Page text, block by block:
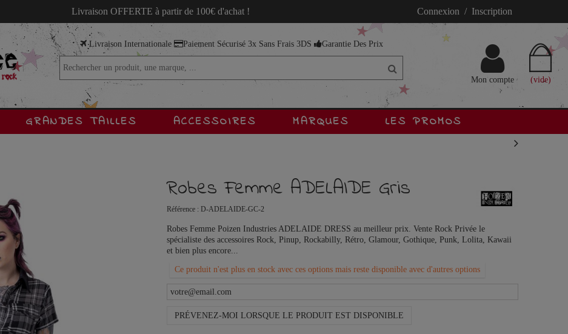
Livraison OFFERTE à partir de 100€ d'achat ! Connexion / Inscription
Livraison Internationale Paiement Sécurisé 3x Sans Frais 3DS Garantie Des Prix
(vide)
Mon compte
GRANDES TAILLES ACCESSOIRES MARQUES LES PROMOS
Robes Femme ADELAIDE Gris
Référence : D-ADELAIDE-GC-2
Robes Femme Poizen Industries ADELAIDE DRESS au meilleur prix. Vente Rock Privée le
spécialiste des accessoires Rock, Pinup, Rockabilly, Rétro, Glamour, Gothique, Punk, Lolita, Kawaii
et bien plus encore...
Ce produit n'est plus en stock avec ces options mais reste disponible avec d'autres options
PRÉVENEZ-MOI LORSQUE LE PRODUIT EST DISPONIBLE